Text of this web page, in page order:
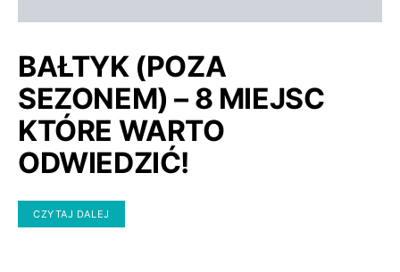
BAŁTYK (POZA
SEZONEM) – 8 MIEJSC
KTÓRE WARTO
ODWIEDZIĆ!
CZYTAJ DALEJ